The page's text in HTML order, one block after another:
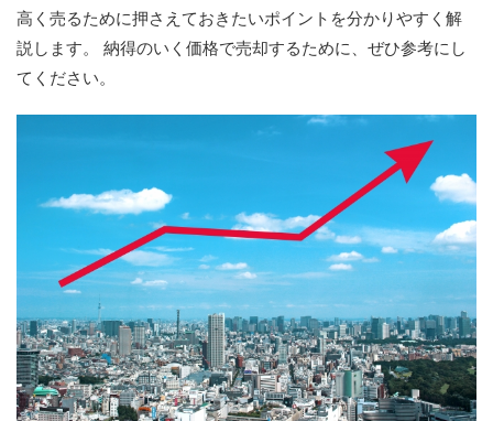
高く売るために押さえておきたいポイントを分かりやすく解
説します。 納得のいく価格で売却するために、ぜひ参考にし
てください。